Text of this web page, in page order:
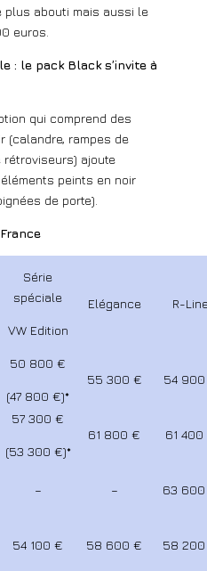
plus abouti mais aussi le
euros.
: le pack Black s’invite à
qui comprend des
(calandre, rampes de
rétroviseurs) ajoute
peints en noir
de porte).
Série
spéciale
VW Edition
Elégance R-
50 800 €
(47 800 €)*
55 300 € 54
57 300 €
(53 300 €)*
61 800 € 61
– – 63
54 100 € 58 600 € 58